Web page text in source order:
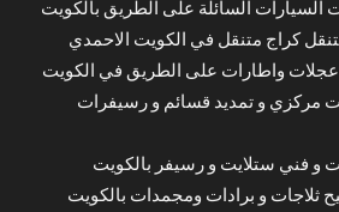
السيارات السائلة على الطريق بالكويت
كراج متنقل في الكويت الاحمدي
عجلات واطارات على الطريق في الكويت
مركزي و تمديد قسائم و رسيفرات
و فني ستلايت و رسيفر بالكويت
ثلاجات و برادات ومجمدات بالكويت